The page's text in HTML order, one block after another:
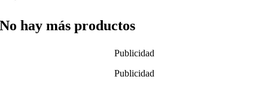
No hay más productos
Publicidad
Publicidad